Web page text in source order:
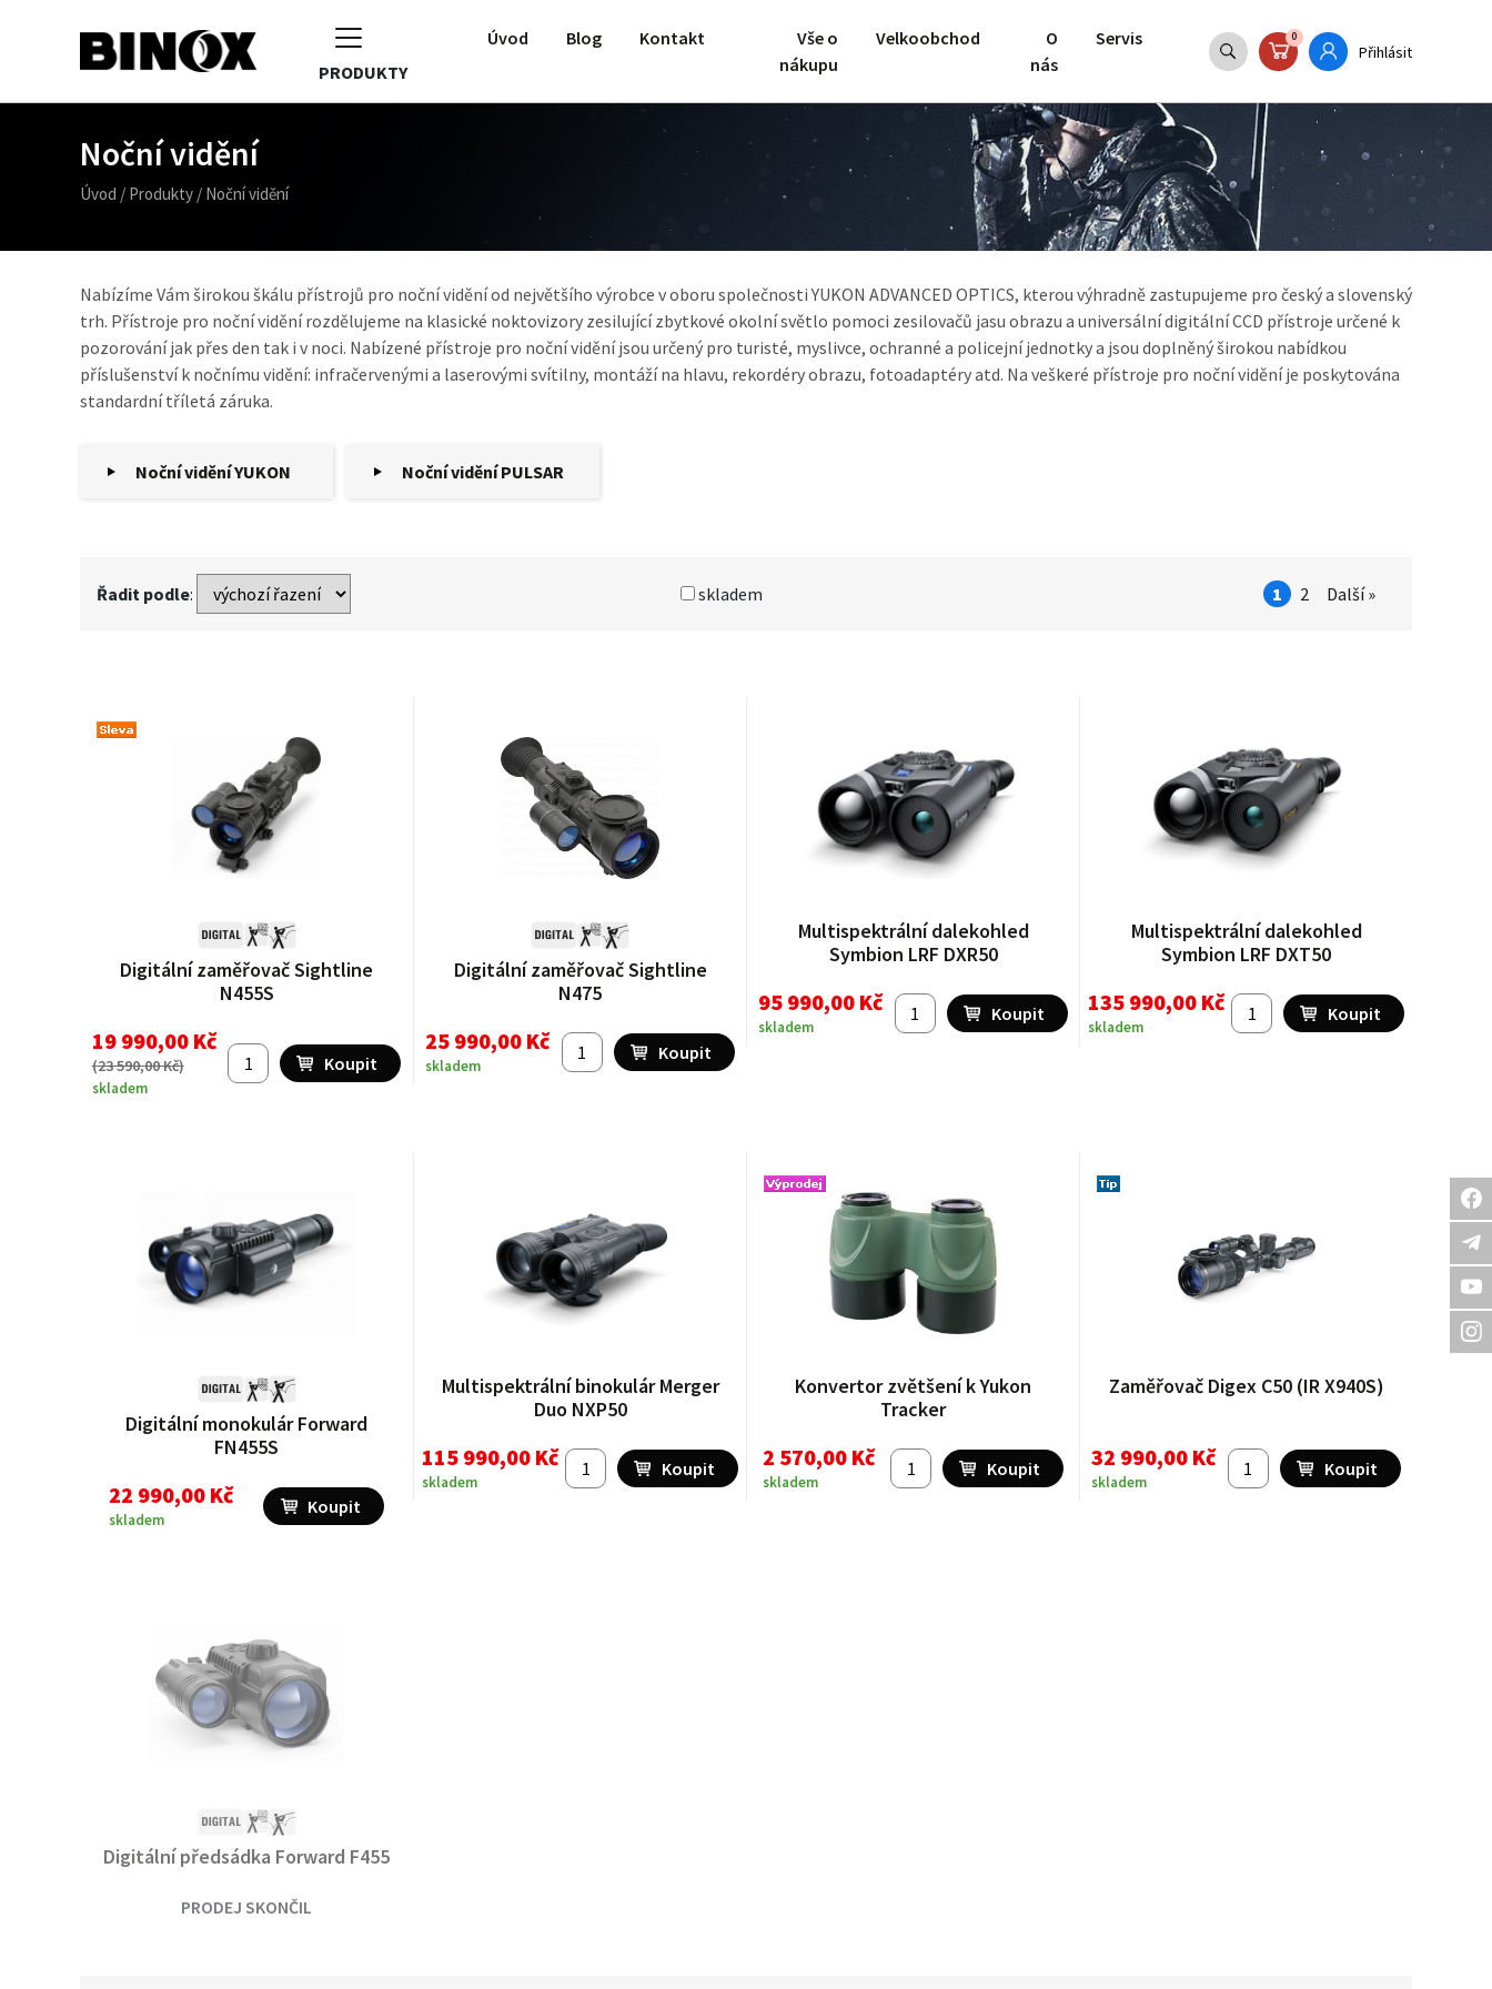
PRODUKTY
Úvod Blog Kontakt
Vše o
nákupu
Velkoobchod
O
nás
Servis 0
Přihlásit
Noční vidění
Úvod / Produkty / Noční vidění
Nabízíme Vám širokou škálu přístrojů pro noční vidění od největšího výrobce v oboru společnosti YUKON ADVANCED OPTICS, kterou výhradně zastupujeme pro český a slovenský
trh. Přístroje pro noční vidění rozdělujeme na klasické noktovizory zesilující zbytkové okolní světlo pomoci zesilovačů jasu obrazu a universální digitální CCD přístroje určené k
pozorování jak přes den tak i v noci. Nabízené přístroje pro noční vidění jsou určený pro turisté, myslivce, ochranné a policejní jednotky a jsou doplněný širokou nabídkou
příslušenství k nočnímu vidění: infračervenými a laserovými svítilny, montáží na hlavu, rekordéry obrazu, fotoadaptéry atd. Na veškeré přístroje pro noční vidění je poskytována
standardní tříletá záruka.
Noční vidění YUKON Noční vidění PULSAR
Řadit podle: skladem 1 2 Další »
Digitální zaměřovač Sightline
N455S
19 990,00 Kč
(23 590,00 Kč)
skladem
Digitální zaměřovač Sightline
N475
25 990,00 Kč
skladem
Multispektrální dalekohled
Symbion LRF DXR50
95 990,00 Kč
skladem
Multispektrální dalekohled
Symbion LRF DXT50
135 990,00 Kč
skladem
Digitální monokulár Forward
FN455S
22 990,00 Kč
skladem
Koupit
Multispektrální binokulár Merger
Duo NXP50
115 990,00 Kč
skladem
Konvertor zvětšení k Yukon
Tracker
2 570,00 Kč
skladem
Zaměřovač Digex C50 (IR X940S)
32 990,00 Kč
skladem
Digitální předsádka Forward F455
PRODEJ SKONČIL